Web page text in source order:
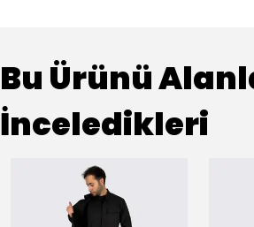
Bu Ürünü
İnceledikleri